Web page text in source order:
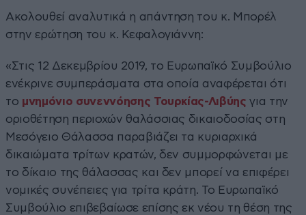
Ακολουθεί αναλυτικά η απάντηση του κ. Μπορέλ
στην ερώτηση του κ. Κεφαλογιάννη:
«Στις 12 Δεκεμβρίου 2019, το Ευρωπαϊκό Συμβούλιο
ενέκρινε συμπεράσματα στα οποία αναφέρεται ότι
το μνημόνιο συνεννόησης Τουρκίας-Λιβύης για την
οριοθέτηση περιοχών θαλάσσιας δικαιοδοσίας στη
Μεσόγειο Θάλασσα παραβιάζει τα κυριαρχικά
δικαιώματα τρίτων κρατών, δεν συμμορφώνεται με
το δίκαιο της θάλασσας και δεν μπορεί να επιφέρει
νομικές συνέπειες για τρίτα κράτη. Το Ευρωπαϊκό
Συμβούλιο επιβεβαίωσε επίσης εκ νέου τη θέση της